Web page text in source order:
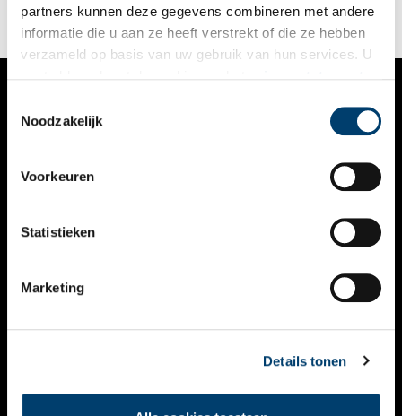
partners kunnen deze gegevens combineren met andere
informatie die u aan ze heeft verstrekt of die ze hebben
verzameld op basis van uw gebruik van hun services. U
Noodzakelijk
Voorkeuren
Statistieken
Marketing
Details tonen
VERHALEN
KALENDER
THEMA’S
VIDEO’S
CONTACT